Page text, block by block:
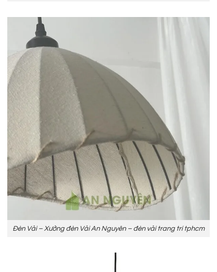
Đèn Vải – Xưởng đèn Vải An Nguyên – đèn vải trang trí tphcm